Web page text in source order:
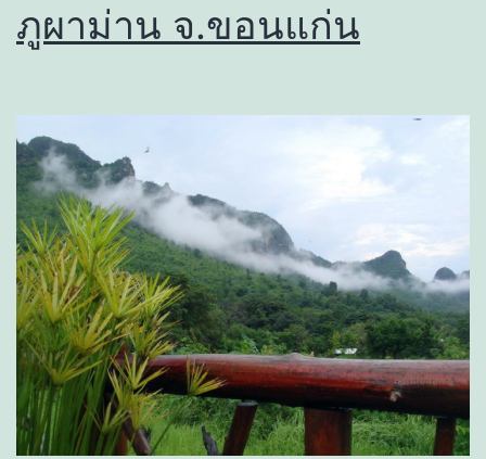
ภูผาม่าน จ.ขอนแก่น